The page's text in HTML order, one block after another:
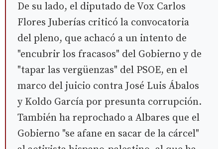
De su lado, el diputado de Vox Carlos
Flores Juberías criticó la convocatoria
del pleno, que achacó a un intento de
"encubrir los fracasos" del Gobierno y de
"tapar las vergüenzas" del PSOE, en el
marco del juicio contra José Luis Ábalos
y Koldo García por presunta corrupción.
También ha reprochado a Albares que el
Gobierno "se afane en sacar de la cárcel"